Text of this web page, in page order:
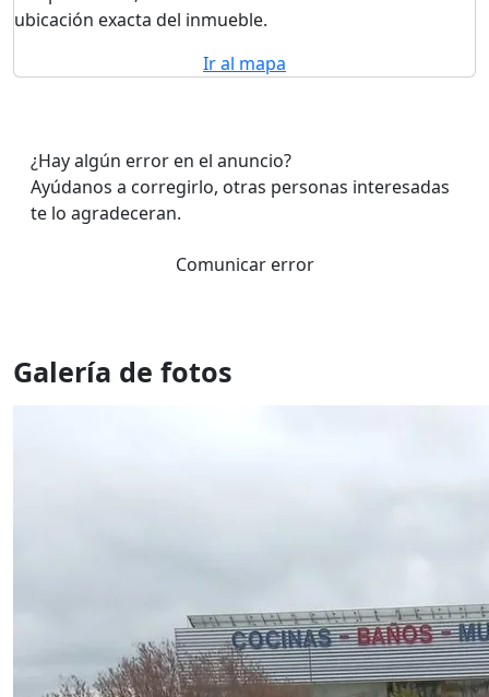
ubicación exacta del inmueble.
Ir al mapa
¿Hay algún error en el anuncio?
Ayúdanos a corregirlo, otras personas interesadas
te lo agradeceran.
Comunicar error
Galería de fotos